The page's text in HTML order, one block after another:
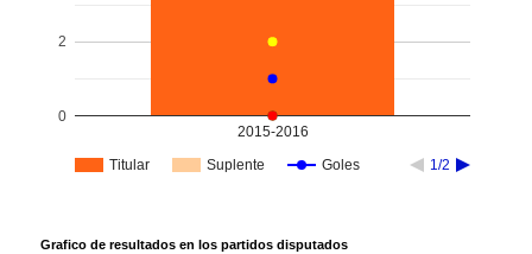
Titular Suplente Goles 1/2
2015-2016
0
2
Grafico de resultados en los partidos disputados